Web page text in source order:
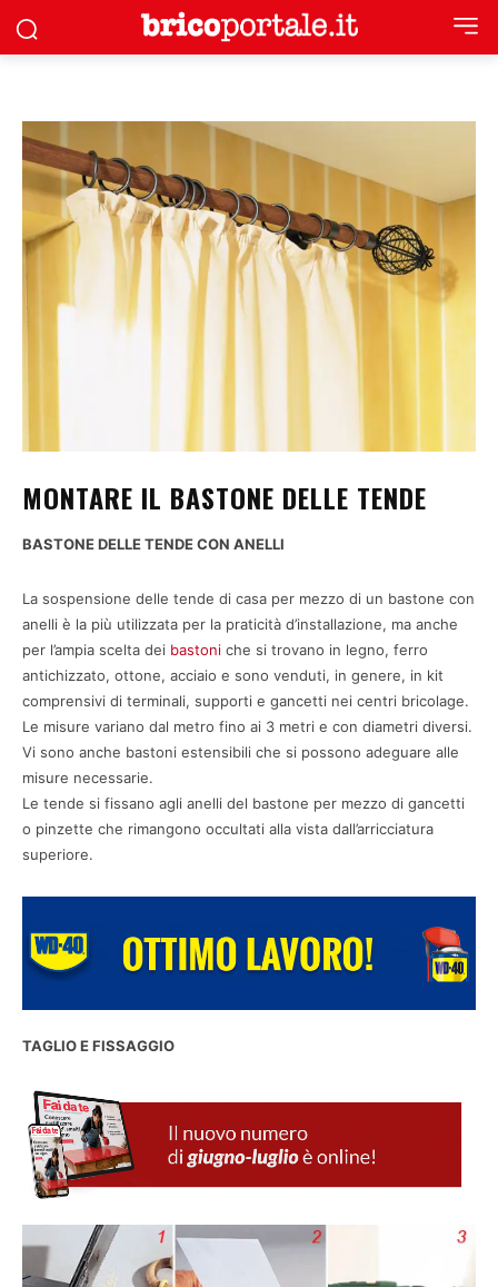
MONTARE IL BASTONE DELLE TENDE
BASTONE DELLE TENDE CON ANELLI
La sospensione delle tende di casa per mezzo di un bastone con
anelli è la più utilizzata per la praticità d’installazione, ma anche
per l’ampia scelta dei bastoni che si trovano in legno, ferro
antichizzato, ottone, acciaio e sono venduti, in genere, in kit
comprensivi di terminali, supporti e gancetti nei centri bricolage.
Le misure variano dal metro fino ai 3 metri e con diametri diversi.
Vi sono anche bastoni estensibili che si possono adeguare alle
misure necessarie.
Le tende si fissano agli anelli del bastone per mezzo di gancetti
o pinzette che rimangono occultati alla vista dall’arricciatura
superiore.
TAGLIO E FISSAGGIO